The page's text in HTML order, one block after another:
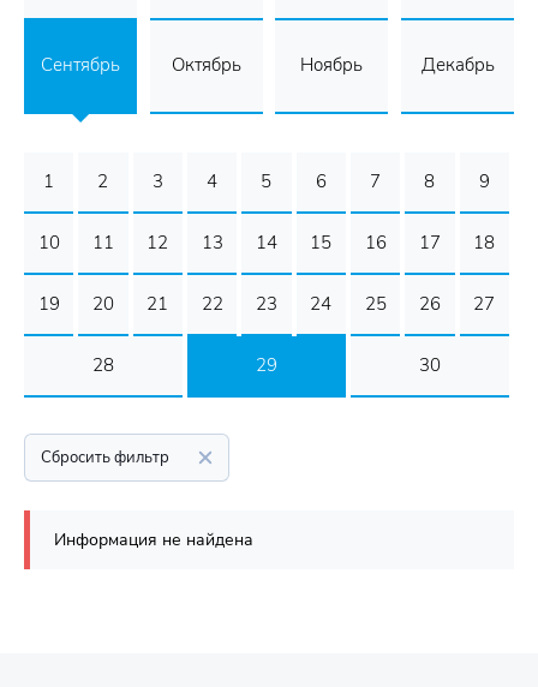
Сентябрь Октябрь Ноябрь Декабрь
1 2 3 4 5 6 7 8 9
10 11 12 13 14 15 16 17 18
19 20 21 22 23 24 25 26 27
28 29 30
Сбросить фильтр
Информация не найдена